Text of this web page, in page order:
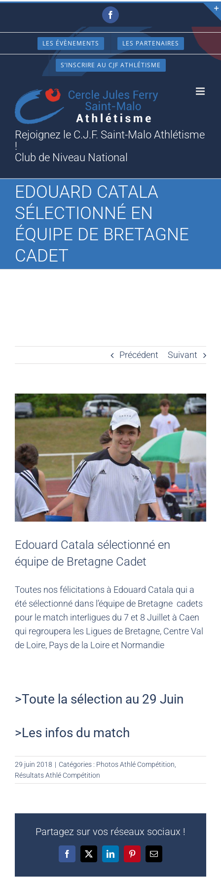
Passer
contenu
Facebook
LES ÉVÈNEMENTS LES PARTENAIRES
S’INSCRIRE AU CJF ATHLÉTISME
Rejoignez le C.J.F. Saint-Malo Athlétisme
!
Club de Niveau National
EDOUARD CATALA
SÉLECTIONNÉ EN
ÉQUIPE DE BRETAGNE
CADET
Précédent Suivant
Edouard Catala sélectionné en
équipe de Bretagne Cadet
Toutes nos félicitations à Edouard Catala qui a
été sélectionné dans l’équipe de Bretagne cadets
pour le match interligues du 7 et 8 Juillet à Caen
qui regroupera les Ligues de Bretagne, Centre Val
de Loire, Pays de la Loire et Normandie
>Toute la sélection au 29 Juin
>Les infos du match
29 juin 2018 | Catégories : Photos Athlé Compétition,
Résultats Athlé Compétition
Partagez sur vos réseaux sociaux !
Facebook
X LinkedInPinterestEmail